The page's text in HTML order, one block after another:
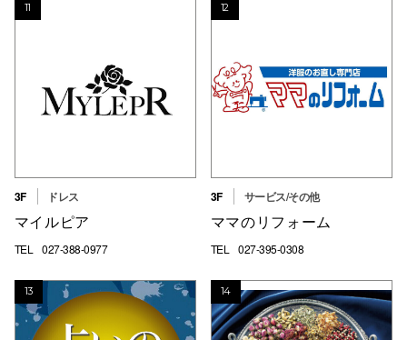
11
3F ドレス
マイルピア
TEL 027-388-0977
12
3F サービス/その他
ママのリフォーム
TEL 027-395-0308
13 14